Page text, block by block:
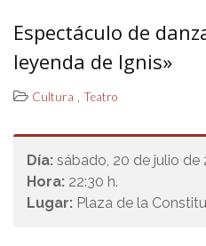
Espectáculo de
leyenda de Ignis»
Cultura , Teatro
Día: sábado, 20 de julio de
Hora: 22:30 h.
Lugar: Plaza de la